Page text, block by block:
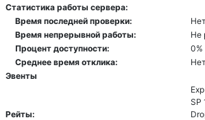
Статистика работы сервера:
Время последней проверки:
Время непрерывной работы:
Не
Процент доступности:
0%
Среднее время отклика:
Эвенты
Рейты:
SP